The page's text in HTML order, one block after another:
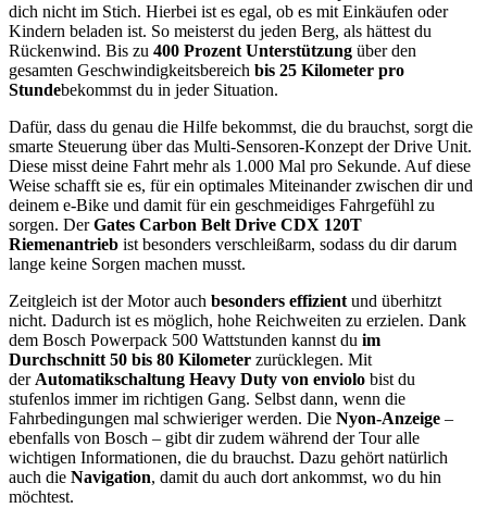
dich nicht im Stich. Hierbei ist es egal, ob es mit Einkäufen oder
Kindern beladen ist. So meisterst du jeden Berg, als hättest du
Rückenwind. Bis zu 400 Prozent Unterstützung über den
gesamten Geschwindigkeitsbereich bis 25 Kilometer pro
Stundebekommst du in jeder Situation.
Dafür, dass du genau die Hilfe bekommst, die du brauchst, sorgt die
smarte Steuerung über das Multi-Sensoren-Konzept der Drive Unit.
Diese misst deine Fahrt mehr als 1.000 Mal pro Sekunde. Auf diese
Weise schafft sie es, für ein optimales Miteinander zwischen dir und
deinem e-Bike und damit für ein geschmeidiges Fahrgefühl zu
sorgen. DerGates Carbon Belt Drive CDX 120T
Riemenantrieb ist besonders verschleißarm, sodass du dir darum
lange keine Sorgen machen musst.
Zeitgleich ist der Motor auch besonders effizientund überhitzt
nicht. Dadurch ist es möglich, hohe Reichweiten zu erzielen. Dank
dem Bosch Powerpack 500 Wattstunden kannst du im
Durchschnitt 50 bis 80 Kilometer zurücklegen. Mit
derAutomatikschaltung Heavy Duty von enviolo bist du
stufenlos immer im richtigen Gang. Selbst dann, wenn die
Fahrbedingungen mal schwieriger werden. Die Nyon-Anzeige –
ebenfalls von Bosch – gibt dir zudem während der Tour alle
wichtigen Informationen, die du brauchst. Dazu gehört natürlich
auch die Navigation, damit du auch dort ankommst, wo du hin
möchtest.